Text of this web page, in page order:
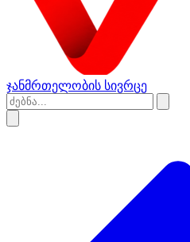
ჯანმრთელობის სივრცე